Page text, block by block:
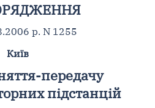
р. N 1255
Київ
передачу
підстанцій